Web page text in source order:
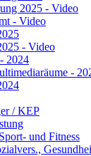
2025 - Video
- Video
- Video
2024
-
/ KEP
und Fitness